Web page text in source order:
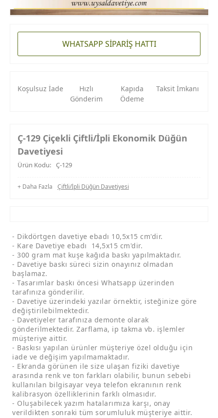
WHATSAPP SİPARİŞ HATTI
Koşulsuz İade
Hızlı
Gönderim
Kapıda
Ödeme
Taksit İmkanı
Ç-129 Çiçekli Çiftli/İpli Ekonomik Düğün
Davetiyesi
Ürün Kodu: Ç-129
+ Daha Fazla Çiftli/İpli Düğün Davetiyesi
- Dikdörtgen davetiye ebadı 10,5x15 cm'dir.
- Kare Davetiye ebadı 14,5x15 cm'dir.
- 300 gram mat kuşe kağıda baskı yapılmaktadır.
- Davetiye baskı süreci sizin onayınız olmadan
başlamaz.
- Tasarımlar baskı öncesi Whatsapp üzerinden
tarafınıza gönderilir.
- Davetiye üzerindeki yazılar örnektir, isteğinize göre
değiştirilebilmektedir.
- Davetiyeler tarafınıza demonte olarak
gönderilmektedir. Zarflama, ip takma vb. işlemler
müşteriye aittir.
- Baskısı yapılan ürünler müşteriye özel olduğu için
iade ve değişim yapılmamaktadır.
- Ekranda görünen ile size ulaşan fiziki davetiye
arasında renk ve ton farkları olabilir, bunun sebebi
kullanılan bilgisayar veya telefon ekranının renk
kalibrasyon özelliklerinin farklı olmasıdır.
- Oluşabilecek yazım hatalarımıza karşı, onay
verildikten sonraki tüm sorumluluk müşteriye aittir.